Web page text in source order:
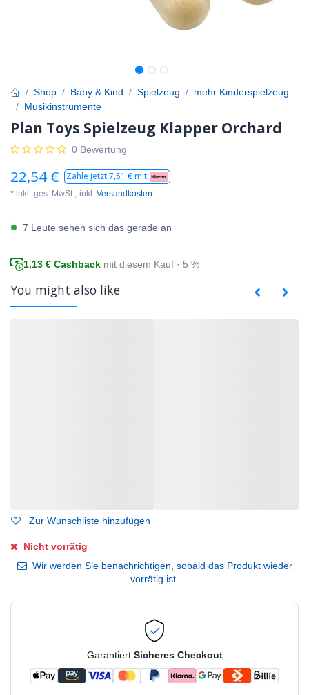
Shop Baby & Kind Spielzeug
mehr Kinderspielzeug
Musikinstrumente
Plan Toys Spielzeug Klapper Orchard
0 Bewertung
22,54 € Zahle jetzt7,51 € mit
* inkl. ges. MwSt., inkl. Versandkosten
7 Leute sehen sich das gerade an
1,13 € Cashback mit diesem Kauf · 5 %
You might also like
Zur Wunschliste hinzufügen
Nicht vorrätig
Wir werden Sie benachrichtigen, sobald das Produkt wieder
vorrätig ist.
Garantiert Sicheres Checkout